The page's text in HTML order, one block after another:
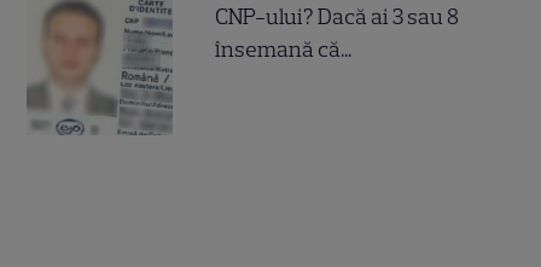
CNP-ului? Dacă ai 3 sau 8
însemană că...